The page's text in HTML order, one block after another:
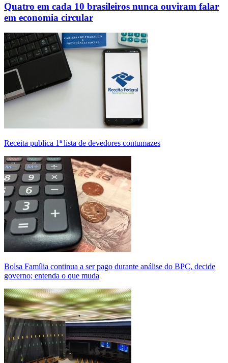
Quatro em cada 10 brasileiros nunca ouviram falar
em economia circular
Receita publica 1ª lista de devedores contumazes
Bolsa Família continua a ser pago durante análise do BPC, decide
governo; entenda o que muda